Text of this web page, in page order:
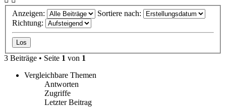
Anzeigen:
Sortiere nach:
Richtung:
3 Beiträge • Seite 1 von 1
Vergleichbare Themen
Antworten
Zugriffe
Letzter Beitrag